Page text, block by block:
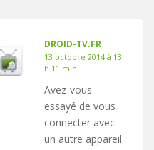
DROID-TV.FR
13 octobre 2014 à 13
h 11 min
Avez-vous
essayé de vous
connecter avec
un autre appareil